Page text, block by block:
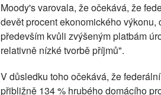
Moody's varovala, že očekává, že
devět procent ekonomického
především kvůli zvýšeným platbám
relativně nízké tvorbě příjmů".
V důsledku toho očekává, že
přibližně 134 % hrubého domácího